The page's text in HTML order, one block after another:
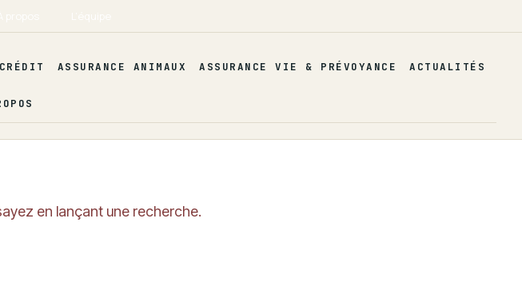
ASSURANCE ANIMAUX ASSURANCE VIE & PRÉVOYANCE ACTUALITÉS
en lançant une recherche.